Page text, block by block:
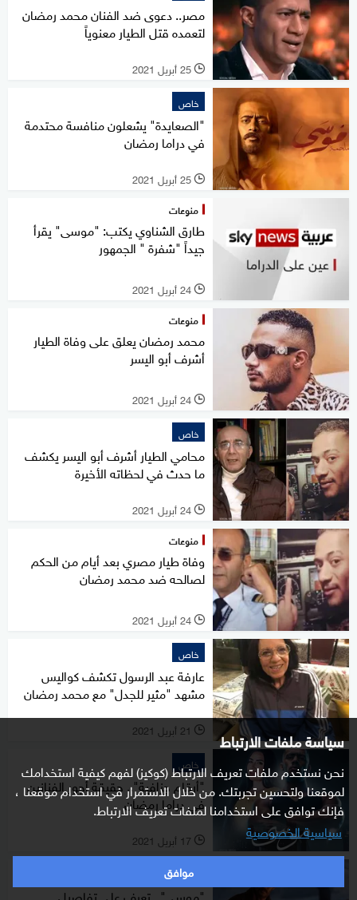
سياسة ملفات الارتباط
نحن نستخدم ملفات تعريف الارتباط (كوكيز) لفهم كيفية استخدامك
لموقعنا ولتحسين تجربتك. من خلال الاستمرار في استخدام موقعنا ،
فإنك توافق على استخدامنا لملفات تعريف الارتباط.
سياسية الخصوصية
موافق
مصر.. دعوى ضد الفنان محمد رمضان
لتعمده قتل الطيار معنوياً
l 25 أبريل 2021
خاص
"الصعايدة" يشعلون منافسة محتدمة
في دراما رمضان
l 25 أبريل 2021
منوعات
طارق الشناوي يكتب: "موسى" يقرأ
جيداً "شفرة " الجمهور
l 24 أبريل 2021
منوعات
محمد رمضان يعلق على وفاة الطيار
أشرف أبو اليسر
l 24 أبريل 2021
خاص
محامي الطيار أشرف أبو اليسر يكشف
ما حدث في لحظاته الأخيرة
l 24 أبريل 2021
منوعات
وفاة طيار مصري بعد أيام من الحكم
لصالحه ضد محمد رمضان
l 24 أبريل 2021
خاص
عارفة عبد الرسول تكشف كواليس
مشهد "مثير للجدل" مع محمد رمضان
l 21 أبريل 2021
خاص
"أرقام جزافية".. حقيقة أجور الفنانين
في دراما رمضان
l 17 أبريل 2021
خاص